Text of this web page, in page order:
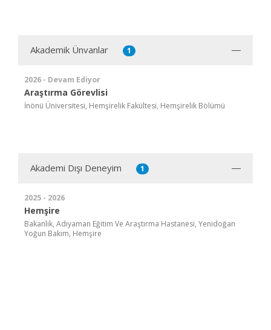
Akademik Ünvanlar 1
2026 - Devam Ediyor
Araştırma Görevlisi
İnönü Üniversitesi, Hemşirelik Fakültesi, Hemşirelik Bölümü
Akademi Dışı Deneyim 1
2025 - 2026
Hemşire
Bakanlık, Adıyaman Eğitim Ve Araştırma Hastanesi, Yenidoğan
Yoğun Bakım, Hemşire